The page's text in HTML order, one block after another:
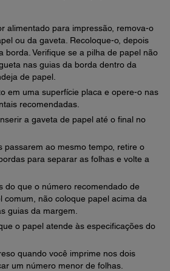
alimentado para impressão, remova-o
ou da gaveta. Recoloque-o, depois
borda. Verifique se a pilha de papel não
nas guias da borda dentro da
de papel.
em uma superfície placa e opere-o nas
recomendadas.
a gaveta de papel até o final no
passarem ao mesmo tempo, retire o
para separar as folhas e volte a
do que o número recomendado de
comum, não coloque papel acima da
guias da margem.
o papel atende às especificações do
quando você imprime nos dois
um número menor de folhas.